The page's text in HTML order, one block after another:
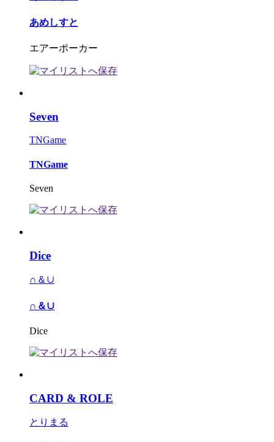
あめしすと
エアーポーカー
Seven
TNGame
TNGame
Seven
Dice
∩＆∪
∩＆∪
Dice
CARD & ROLE
とりまる